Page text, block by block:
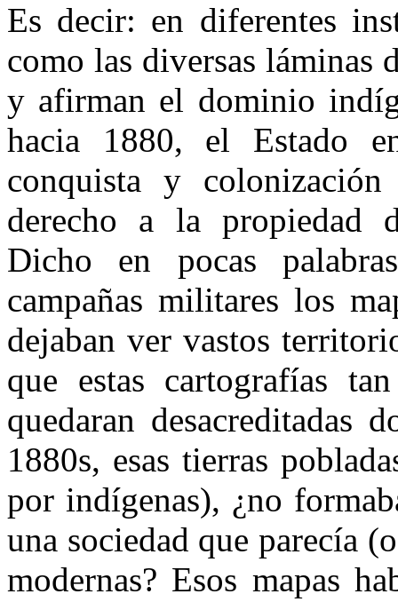
Es decir: en diferentes
como las diversas láminas
y afirman el dominio
hacia 1880, el Estado
conquista y
derecho a la propiedad
Dicho en pocas
campañas militares los
dejaban ver vastos
que estas cartografías
quedaran desacreditadas
1880s, esas tierras
por indígenas), ¿no
una sociedad que parecía
modernas? Esos mapas